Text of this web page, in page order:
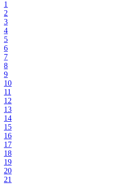
1
2
3
4
5
6
7
8
9
10
11
12
13
14
15
16
17
18
19
20
21